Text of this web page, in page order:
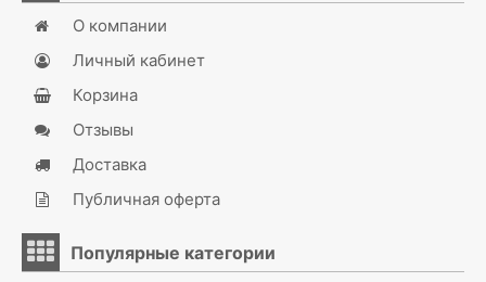
О компании
Личный кабинет
Корзина
Отзывы
Доставка
Публичная оферта
Популярные категории